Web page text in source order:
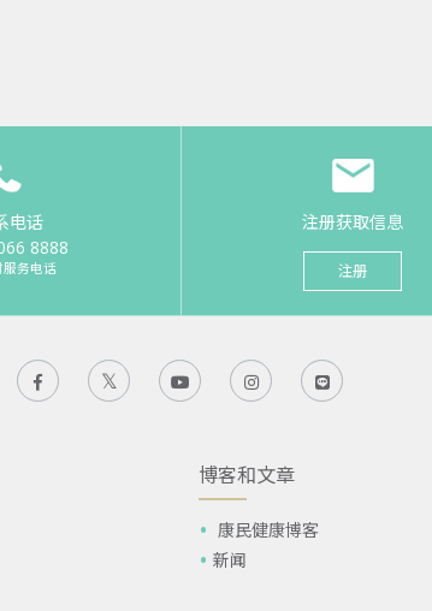
电话
8888
服务电话
注册获取信息
注册
博客和文章
康民健康博客
新闻